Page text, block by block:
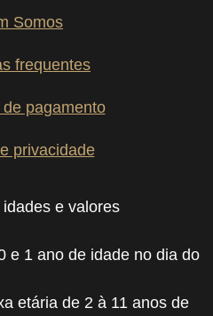
Somos
frequentes
pagamento
privacidade
e valores
e 1 ano de idade no dia do
etária de 2 à 11 anos de